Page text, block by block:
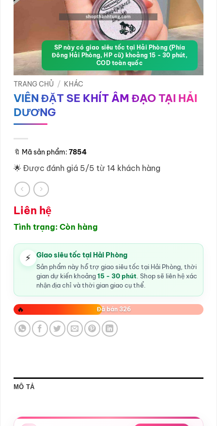
SP này có giao siêu tốc tại Hải Phòng (Phía
Đông Hải Phòng, HP cũ) khoảng 15 - 30 phút,
COD toàn quốc
TRANG CHỦ / KHÁC
VIÊN ĐẶT SE KHÍT ÂM ĐẠO TẠI HẢI
DƯƠNG
🔖 Mã sản phẩm: 7854
🌟 Được đánh giá 5/5 từ 14 khách hàng
Liên hệ
Tình trạng: Còn hàng
⚡ Giao siêu tốc tại Hải Phòng
Sản phẩm này hỗ trợ giao siêu tốc tại Hải Phòng, thời
gian dự kiến khoảng15 - 30 phút . Shop sẽ liên hệ xác
nhận địa chỉ và thời gian giao cụ thể.
🔥 Đã bán 326
MÔ TẢ